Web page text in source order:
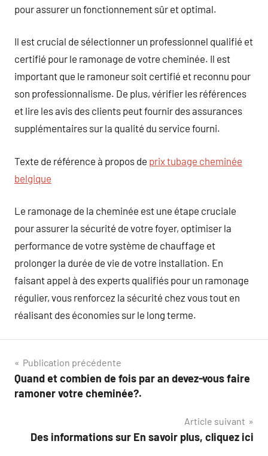
pour assurer un fonctionnement sûr et optimal.
Il est crucial de sélectionner un professionnel qualifié et
certifié pour le ramonage de votre cheminée. Il est
important que le ramoneur soit certifié et reconnu pour
son professionnalisme. De plus, vérifier les références
et lire les avis des clients peut fournir des assurances
supplémentaires sur la qualité du service fourni.
Texte de référence à propos de prix tubage cheminée
belgique
Le ramonage de la cheminée est une étape cruciale
pour assurer la sécurité de votre foyer, optimiser la
performance de votre système de chauffage et
prolonger la durée de vie de votre installation. En
faisant appel à des experts qualifiés pour un ramonage
régulier, vous renforcez la sécurité chez vous tout en
réalisant des économies sur le long terme.
Navigation
de
Publication précédente
Quand et combien de fois par an devez-vous faire
ramoner votre cheminée?.
Article suivant
Des informations sur En savoir plus, cliquez ici